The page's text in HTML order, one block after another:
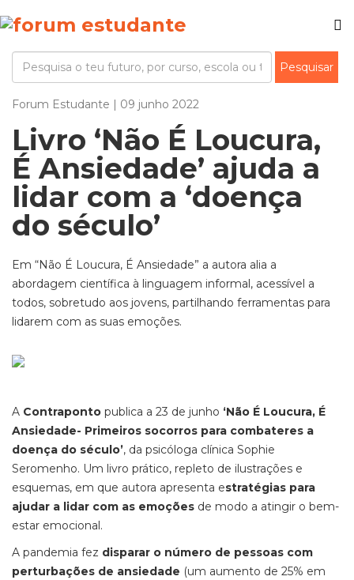
Forum Estudante | 09 junho 2022
Livro ‘Não É Loucura,
É Ansiedade’ ajuda a
lidar com a ‘doença
do século’
Em “Não É Loucura, É Ansiedade” a autora alia a
abordagem científica à linguagem informal, acessível a
todos, sobretudo aos jovens, partilhando ferramentas para
lidarem com as suas emoções.
A Contraponto publica a 23 de junho ‘Não É Loucura, É
Ansiedade- Primeiros socorros para combateres a
doença do século’, da psicóloga clínica Sophie
Seromenho. Um livro prático, repleto de ilustrações e
esquemas, em que autora apresenta estratégias para
ajudar a lidar com as emoções de modo a atingir o bem-
estar emocional.
A pandemia fez disparar o número de pessoas com
perturbações de ansiedade (um aumento de 25% em